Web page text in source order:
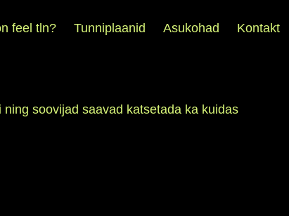
feel tln? Tunniplaanid Asukohad Kontakt
soovijad saavad katsetada ka kuidas